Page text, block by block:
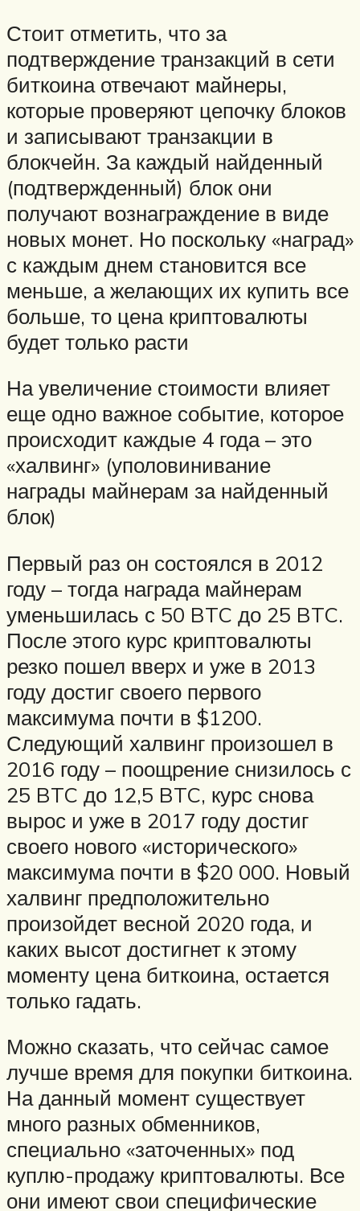
Стоит отметить, что за
подтверждение транзакций в сети
биткоина отвечают майнеры,
которые проверяют цепочку блоков
и записывают транзакции в
блокчейн. За каждый найденный
(подтвержденный) блок они
получают вознаграждение в виде
новых монет. Но поскольку «наград»
с каждым днем становится все
меньше, а желающих их купить все
больше, то цена криптовалюты
будет только расти
На увеличение стоимости влияет
еще одно важное событие, которое
происходит каждые 4 года – это
«халвинг» (уполовинивание
награды майнерам за найденный
блок)
Первый раз он состоялся в 2012
году – тогда награда майнерам
уменьшилась с 50 BTC до 25 BTC.
После этого курс криптовалюты
резко пошел вверх и уже в 2013
году достиг своего первого
максимума почти в $1200.
Следующий халвинг произошел в
2016 году – поощрение снизилось с
25 BTC до 12,5 BTC, курс снова
вырос и уже в 2017 году достиг
своего нового «исторического»
максимума почти в $20 000. Новый
халвинг предположительно
произойдет весной 2020 года, и
каких высот достигнет к этому
моменту цена биткоина, остается
только гадать.
Можно сказать, что сейчас самое
лучше время для покупки биткоина.
На данный момент существует
много разных обменников,
специально «заточенных» под
куплю-продажу криптовалюты. Все
они имеют свои специфические